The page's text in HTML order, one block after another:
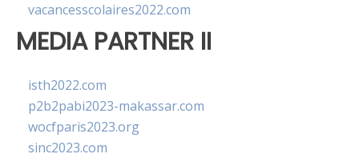
vacancesscolaires2022.com
MEDIA PARTNER II
isth2022.com
p2b2pabi2023-makassar.com
wocfparis2023.org
sinc2023.com